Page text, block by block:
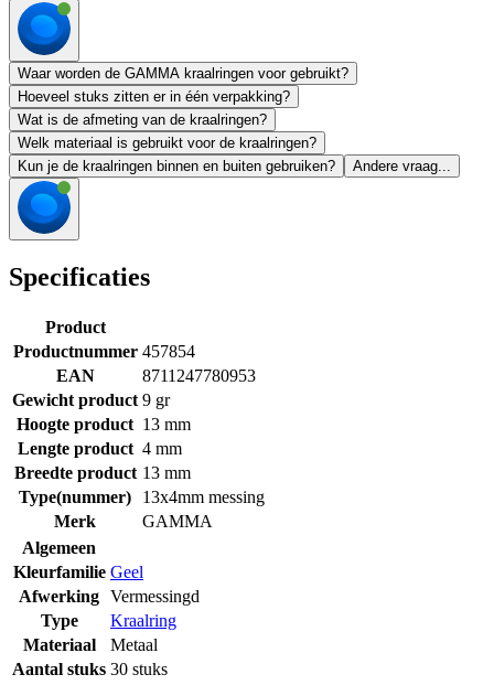
Waar worden de GAMMA kraalringen voor gebruikt?
Hoeveel stuks zitten er in één verpakking?
Wat is de afmeting van de kraalringen?
Welk materiaal is gebruikt voor de kraalringen?
Kun je de kraalringen binnen en buiten gebruiken?
Andere vraag...
Specificaties
Product
Productnummer 457854
EAN
8711247780953
Gewicht product 9 gr
Hoogte product 13 mm
Lengte product 4 mm
Breedte product 13 mm
Type(nummer)
13x4mm messing
Merk
GAMMA
Algemeen
Kleurfamilie Geel
Afwerking Vermessingd
Type
Kraalring
Materiaal
Metaal
Aantal stuks 30 stuks